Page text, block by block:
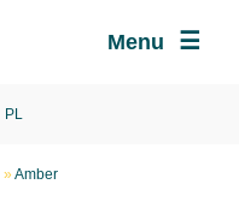
Menu
»Amber